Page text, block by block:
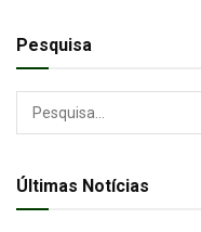
Pesquisa
Últimas Notícias